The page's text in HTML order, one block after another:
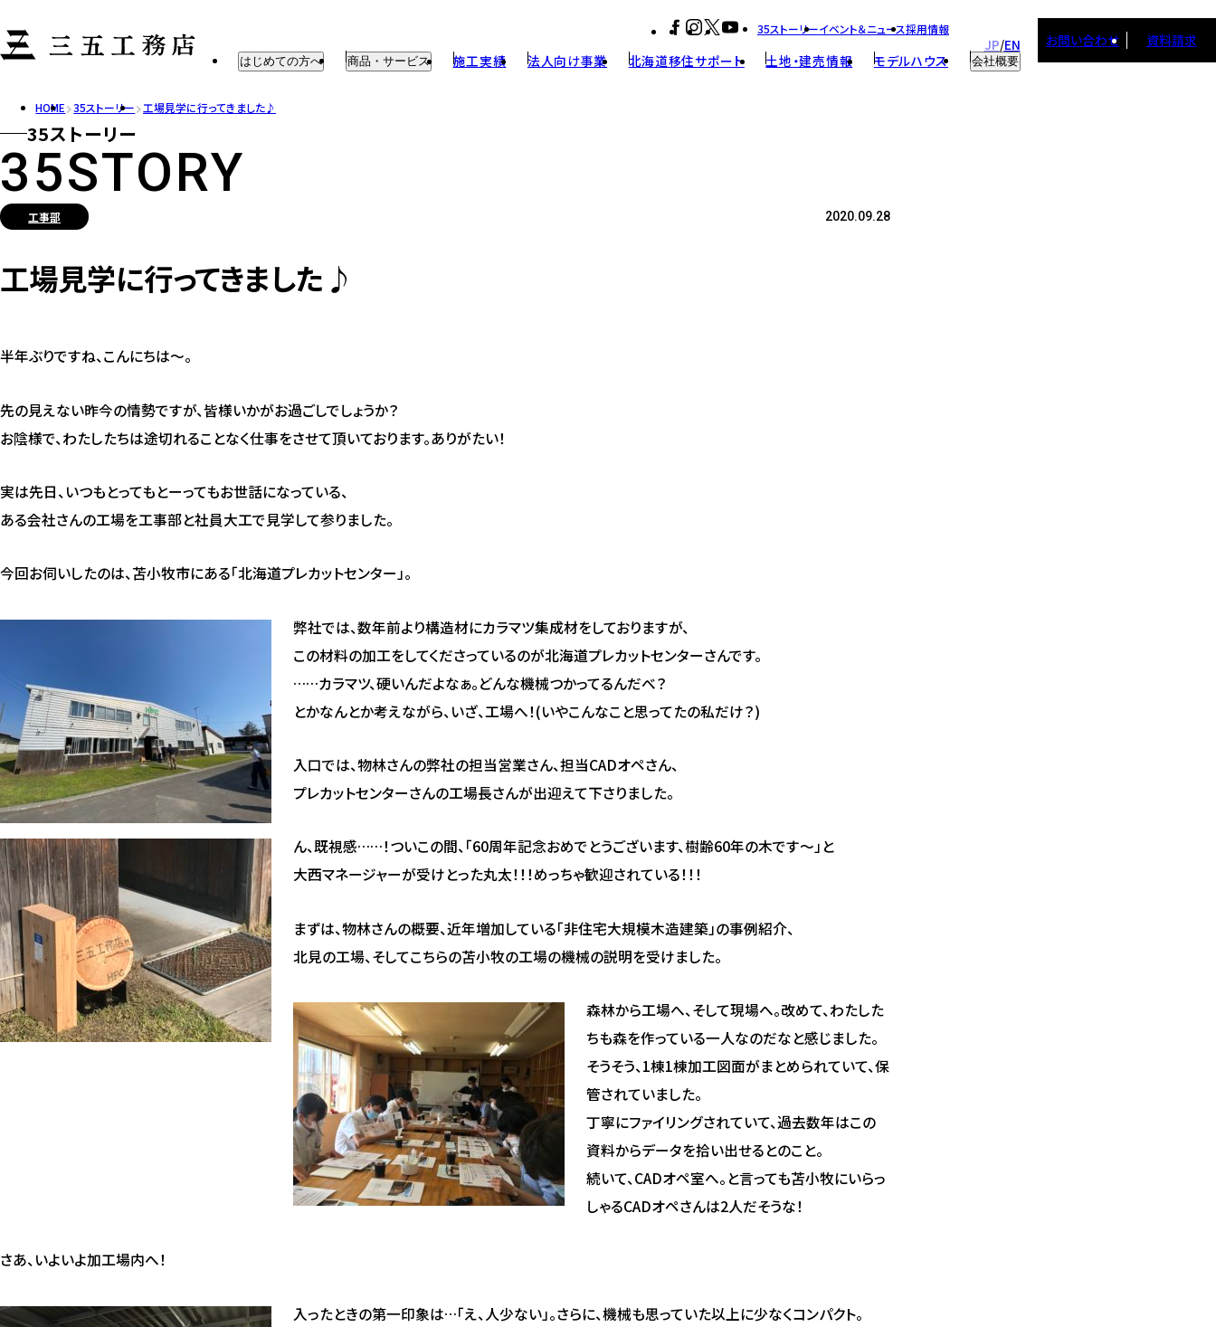
JP/EN
はじめての方へ
はじめての方へ
商品・サービス 施工実績 法人向け事業 北海道移住サポート 土地・建売情報 モデルハウス 会社概要
35ストーリーイベント＆ニュース採用情報
お問い合わせ 資料請求
HOME 35ストーリー 工場見学に行ってきました♪
35ストーリー
35STORY
工事部 2020.09.28
工場見学に行ってきました♪
半年ぶりですね、こんにちは～。
先の見えない昨今の情勢ですが、皆様いかがお過ごしでしょうか？
お陰様で、わたしたちは途切れることなく仕事をさせて頂いております。ありがたい！
実は先日、いつもとってもとーってもお世話になっている、
ある会社さんの工場を工事部と社員大工で見学して参りました。
今回お伺いしたのは、苫小牧市にある「北海道プレカットセンター」。
弊社では、数年前より構造材にカラマツ集成材をしておりますが、
この材料の加工をしてくださっているのが北海道プレカットセンターさんです。
……カラマツ、硬いんだよなぁ。どんな機械つかってるんだべ？
とかなんとか考えながら、いざ、工場へ！(いやこんなこと思ってたの私だけ？)
入口では、物林さんの弊社の担当営業さん、担当CADオペさん、
プレカットセンターさんの工場長さんが出迎えて下さりました。
ん、既視感……！ついこの間、「60周年記念おめでとうございます、樹齢60年の木です～」と
大西マネージャーが受けとった丸太！！！めっちゃ歓迎されている！！！
まずは、物林さんの概要、近年増加している「非住宅大規模木造建築」の事例紹介、
北見の工場、そしてこちらの苫小牧の工場の機械の説明を受けました。
森林から工場へ、そして現場へ。改めて、わたした
ちも森を作っている一人なのだなと感じました。
そうそう、1棟1棟加工図面がまとめられていて、保
管されていました。
丁寧にファイリングされていて、過去数年はこの
資料からデータを拾い出せるとのこと。
続いて、CADオペ室へ。と言っても苫小牧にいらっ
しゃるCADオペさんは2人だそうな！
さあ、いよいよ加工場内へ！
入ったときの第一印象は…「え、人少ない」。さらに、機械も思っていた以上に少なくコンパクト。